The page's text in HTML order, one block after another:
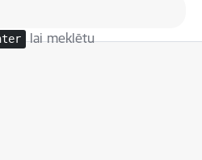
lai meklētu